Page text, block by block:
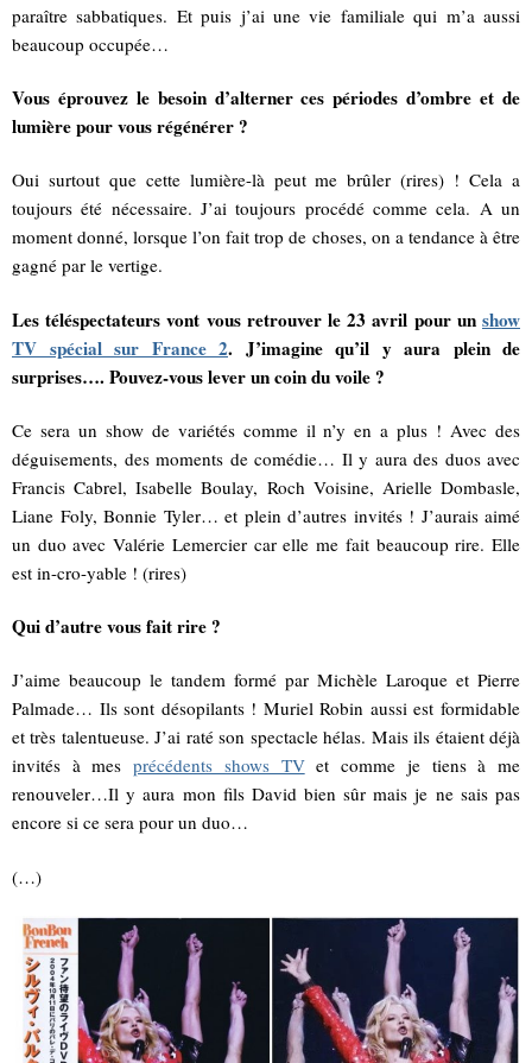
paraître sabbatiques. Et puis j’ai une vie familiale qui m’a aussi
beaucoup occupée…
Vous éprouvez le besoin d’alterner ces périodes d’ombre et de
lumière pour vous régénérer ?
Oui surtout que cette lumière-là peut me brûler (rires) ! Cela a
toujours été nécessaire. J’ai toujours procédé comme cela. A un
moment donné, lorsque l’on fait trop de choses, on a tendance à être
gagné par le vertige.
Les téléspectateurs vont vous retrouver le 23 avril pour un show
TV spécial sur France 2. J’imagine qu’il y aura plein de
surprises…. Pouvez-vous lever un coin du voile ?
Ce sera un show de variétés comme il n’y en a plus ! Avec des
déguisements, des moments de comédie… Il y aura des duos avec
Francis Cabrel, Isabelle Boulay, Roch Voisine, Arielle Dombasle,
Liane Foly, Bonnie Tyler… et plein d’autres invités ! J’aurais aimé
un duo avec Valérie Lemercier car elle me fait beaucoup rire. Elle
est in-cro-yable ! (rires)
Qui d’autre vous fait rire ?
J’aime beaucoup le tandem formé par Michèle Laroque et Pierre
Palmade… Ils sont désopilants ! Muriel Robin aussi est formidable
et très talentueuse. J’ai raté son spectacle hélas. Mais ils étaient déjà
invités à mesprécédents shows TVet comme je tiens à me
renouveler…Il y aura mon fils David bien sûr mais je ne sais pas
encore si ce sera pour un duo…
(…)